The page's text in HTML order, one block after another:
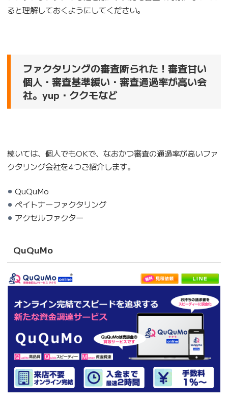
ると理解しておくようにしてください。
ファクタリングの審査断られた！審査甘い
個人・審査基準緩い・審査通過率が高い会
社。yup・ククモなど
続いては、個人でもOKで、なおかつ審査の通過率が高いファ
クタリング会社を4つご紹介します。
QuQuMo
ペイトナーファクタリング
アクセルファクター
QuQuMo